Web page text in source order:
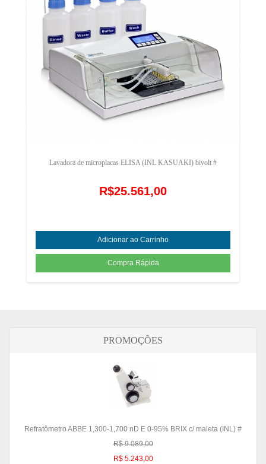
Lavadora de microplacas ELISA (INL KASUAKI) bivolt #
R$25.561,00
PROMOÇÕES
Refratômetro ABBE 1,300-1,700 nD E 0-95% BRIX c/ maleta (INL) #
R$ 9.089,00
R$ 5.243,00